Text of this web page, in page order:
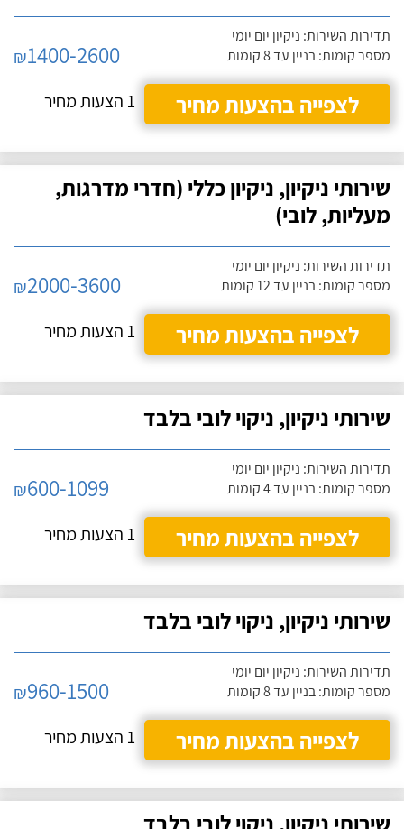
תדירות השירות: ניקיון יום יומי
מספר קומות: בניין עד 8 קומות
₪1400-2600
לצפייה בהצעות מחיר
1 הצעות מחיר
שירותי ניקיון, ניקיון כללי (חדרי מדרגות,
מעליות, לובי)
תדירות השירות: ניקיון יום יומי
מספר קומות: בניין עד 12 קומות
₪2000-3600
לצפייה בהצעות מחיר
1 הצעות מחיר
שירותי ניקיון, ניקוי לובי בלבד
תדירות השירות: ניקיון יום יומי
מספר קומות: בניין עד 4 קומות
₪600-1099
לצפייה בהצעות מחיר
1 הצעות מחיר
שירותי ניקיון, ניקוי לובי בלבד
תדירות השירות: ניקיון יום יומי
מספר קומות: בניין עד 8 קומות
₪960-1500
לצפייה בהצעות מחיר
1 הצעות מחיר